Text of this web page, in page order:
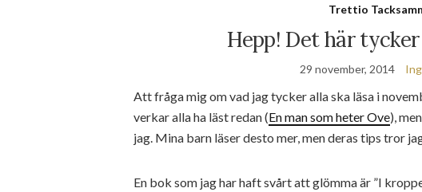
Trettio
Hepp! Det här
29 november, 2014
Att fråga mig om vad jag tycker alla ska läsa i
verkar alla ha läst redan (En man som heter Ove),
jag. Mina barn läser desto mer, men deras tips tror
En bok som jag har haft svårt att glömma är ”I